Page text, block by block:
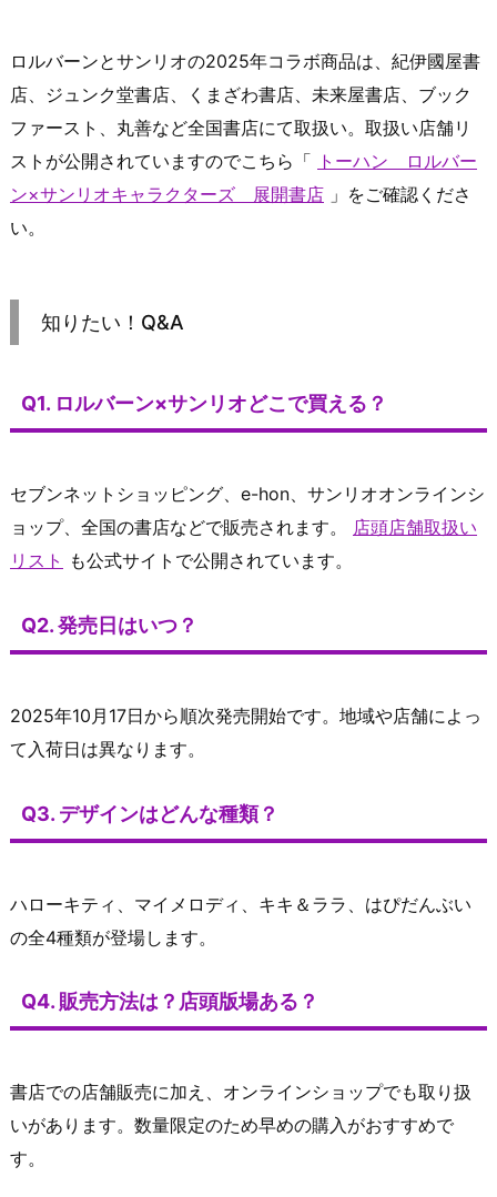
ロルバーンとサンリオの2025年コラボ商品は、紀伊國屋書
店、ジュンク堂書店、くまざわ書店、未来屋書店、ブック
ファースト、丸善など全国書店にて取扱い。取扱い店舗リ
ストが公開されていますのでこちら「 トーハン ロルバー
ン×サンリオキャラクターズ 展開書店 」をご確認くださ
い。
知りたい！Q&A
Q1. ロルバーン×サンリオどこで買える？
セブンネットショッピング、e-hon、サンリオオンラインシ
ョップ、全国の書店などで販売されます。
店頭店舗取扱い
リスト も公式サイトで公開されています。
Q2. 発売日はいつ？
2025年10月17日から順次発売開始です。地域や店舗によっ
て入荷日は異なります。
Q3. デザインはどんな種類？
ハローキティ、マイメロディ、キキ＆ララ、はぴだんぶい
の全4種類が登場します。
Q4. 販売方法は？店頭版場ある？
書店での店舗販売に加え、オンラインショップでも取り扱
いがあります。数量限定のため早めの購入がおすすめで
す。